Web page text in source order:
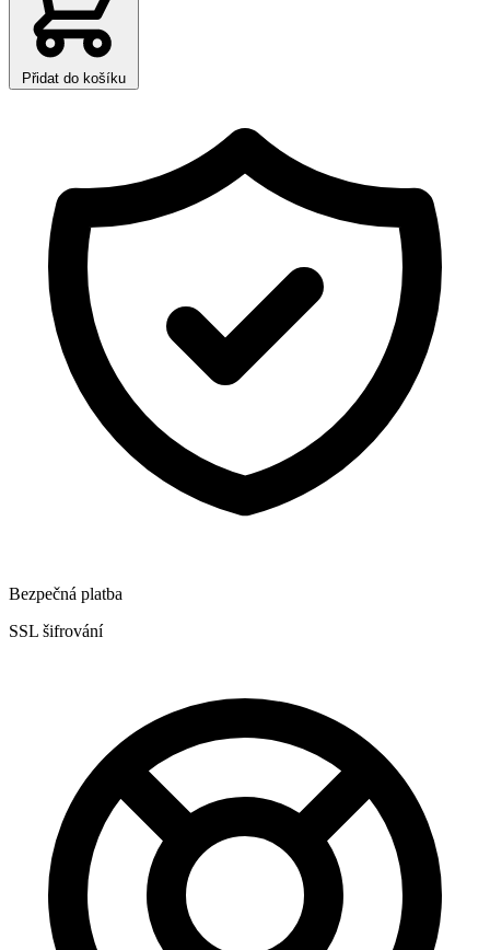
Přidat do košíku
Bezpečná platba
SSL šifrování